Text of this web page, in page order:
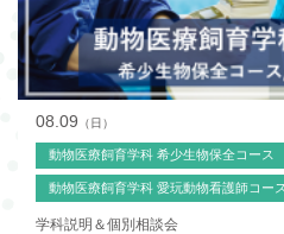
08.09 （日）
動物医療飼育学科 希少生物保全コース
動物医療飼育学科 愛玩動物看護師コース
学科説明＆個別相談会